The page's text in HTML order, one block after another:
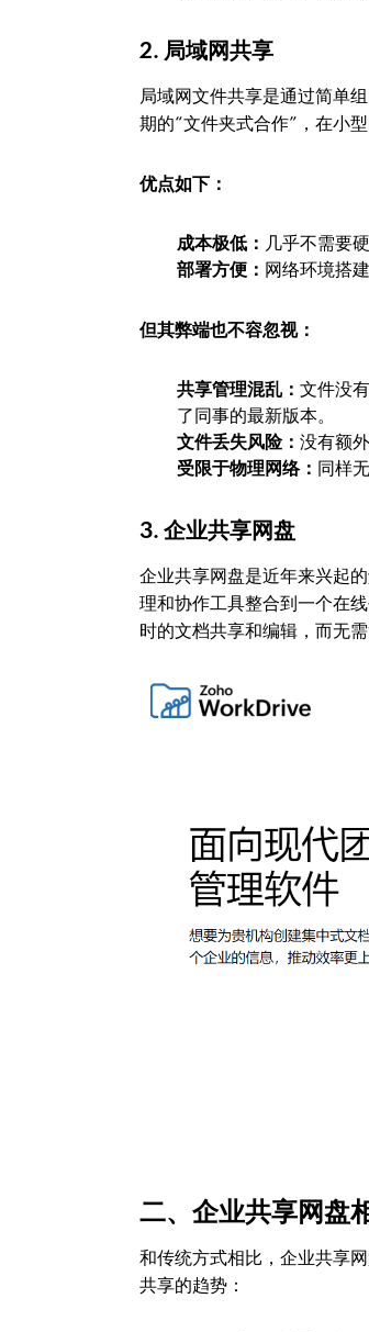
2. 局域网共享
局域网文件共享是通过简单
期的“文件夹式合作”，在小型
优点如下：
成本极低： 几乎不需要
部署方便： 网络环境搭
但其弊端也不容忽视：
共享管理混乱：文件没
了同事的最新版本。
文件丢失风险：没有额
受限于物理网络： 同样
3. 企业共享网盘
企业共享网盘是近年来兴起
理和协作工具整合到一个在
时的文档共享和编辑，而无需
二、企业共享网盘
和传统方式相比，企业共享
共享的趋势：